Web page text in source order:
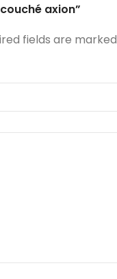
axion”
fields are marked